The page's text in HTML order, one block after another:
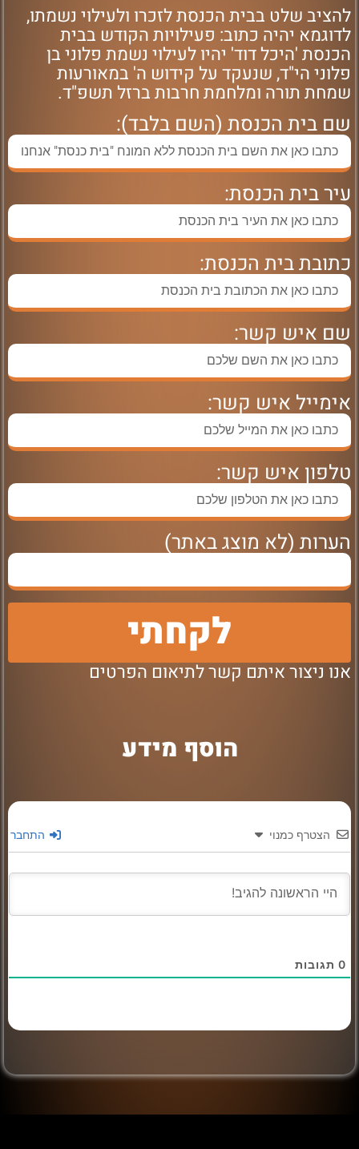
להציב שלט בבית הכנסת לזכרו ולעילוי נשמתו,
לדוגמא יהיה כתוב: פעילויות הקודש בבית
הכנסת 'היכל דוד' יהיו לעילוי נשמת פלוני בן
פלוני הי"ד, שנעקד על קידוש ה' במאורעות
שמחת תורה ומלחמת חרבות ברזל תשפ"ד.
שם בית הכנסת (השם בלבד):
עיר בית הכנסת:
כתובת בית הכנסת:
שם איש קשר:
אימייל איש קשר:
טלפון איש קשר:
הערות (לא מוצג באתר)
לקחתי
אנו ניצור איתם קשר לתיאום הפרטים
הוסף מידע
הצטרף כמנוי התחבר
0 תגובות